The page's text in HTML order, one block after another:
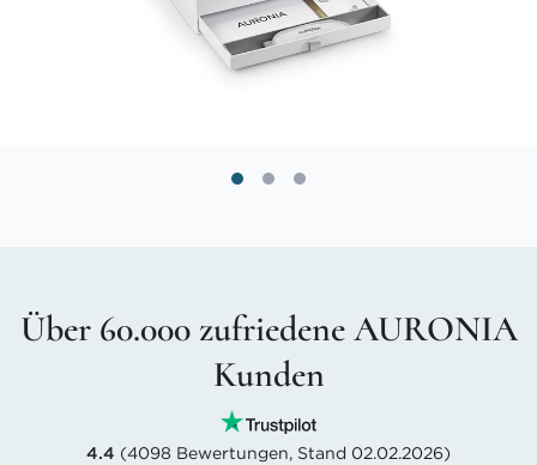
Über 60.000 zufriedene AURONIA
Kunden
4.4 (4098 Bewertungen, Stand 02.02.2026)